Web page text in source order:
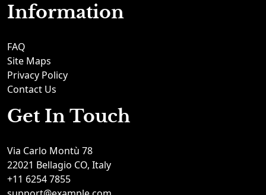
Information
FAQ
Site Maps
Privacy Policy
Contact Us
Get In Touch
Via Carlo Montù 78
22021 Bellagio CO, Italy
+11 6254 7855